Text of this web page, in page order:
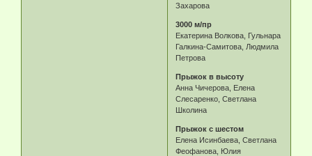
Захарова
3000 м/пр
Екатерина Волкова, Гульнара
Галкина-Самитова, Людмила
Петрова
Прыжок в высоту
Анна Чичерова, Елена
Слесаренко, Светлана
Школина
Прыжок с шестом
Елена Исинбаева, Светлана
Феофанова, Юлия